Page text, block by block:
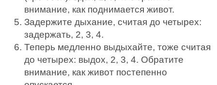
внимание, как поднимается живот.
Задержите дыхание, считая до четырех:
задержать, 2, 3, 4.
Теперь медленно выдыхайте, тоже считая
до четырех: выдох, 2, 3, 4. Обратите
внимание, как живот постепенно